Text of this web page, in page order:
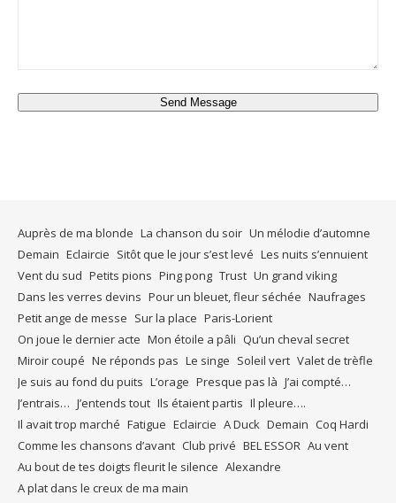
Send Message
Auprès de ma blonde La chanson du soir Un mélodie d’automne
Demain Eclaircie Sitôt que le jour s’est levé Les nuits s’ennuient
Vent du sud Petits pions Ping pong Trust Un grand viking
Dans les verres devins Pour un bleuet, fleur séchée Naufrages
Petit ange de messe Sur la place Paris-Lorient
On joue le dernier acte Mon étoile a pâli Qu’un cheval secret
Miroir coupé Ne réponds pas Le singe Soleil vert Valet de trèfle
Je suis au fond du puits L’orage Presque pas là J’ai compté…
J’entrais… J’entends tout Ils étaient partis Il pleure….
Il avait trop marché Fatigue Eclaircie A Duck Demain Coq Hardi
Comme les chansons d’avant Club privé BEL ESSOR Au vent
Au bout de tes doigts fleurit le silence Alexandre
A plat dans le creux de ma main